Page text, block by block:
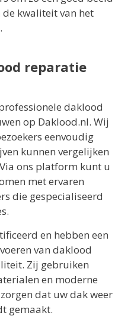
kwaliteit van het
reparatie
daklood
op Daklood.nl. Wij
eenvoudig
kunnen vergelijken
ons platform kunt u
met ervaren
die gespecialiseerd
en hebben een
van daklood
Zij gebruiken
en moderne
dat uw dak weer
gemaakt.